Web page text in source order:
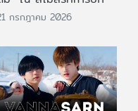
กรกฎาคม 2026